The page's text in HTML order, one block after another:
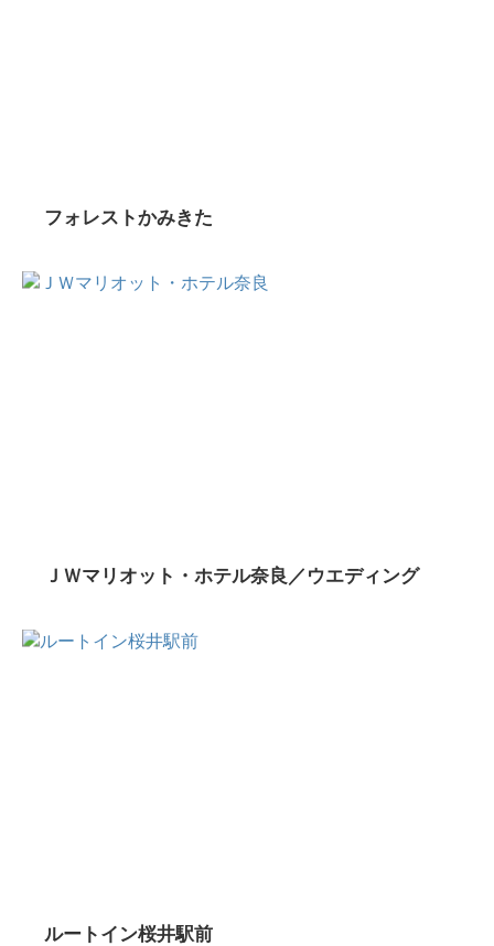
フォレストかみきた
ＪＷマリオット・ホテル奈良／ウエディング
ルートイン桜井駅前